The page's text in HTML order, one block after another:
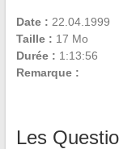
Date : 22.04.1999
Taille : 17 Mo
Durée : 1:13:56
Remarque :
Les